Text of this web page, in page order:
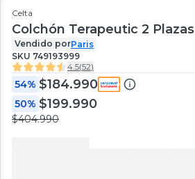
Celta
Colchón Terapeutic 2 Plazas
Vendido porParis
SKU 749193999
4.5(52)
54% $184.990
50% $199.990
$404.990